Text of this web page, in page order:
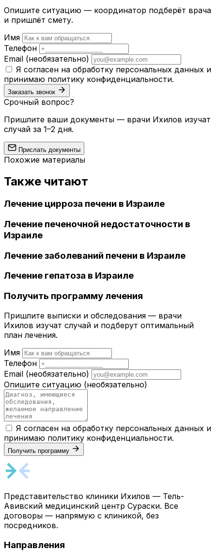
Опишите ситуацию — координатор подберёт врача
и пришлёт смету.
Имя
Телефон
Email (необязательно)
Я согласен на обработку персональных данных и
принимаю политику конфиденциальности.
Заказать звонок
Срочный вопрос?
Пришлите ваши документы — врачи Ихилов изучат
случай за 1–2 дня.
Прислать документы
Похожие материалы
Также читают
Лечение цирроза печени в Израиле
Лечение печеночной недостаточности в
Израиле
Лечение заболеваний печени в Израиле
Лечение гепатоза в Израиле
Получить программу лечения
Пришлите выписки и обследования — врачи
Ихилов изучат случай и подберут оптимальный
план лечения.
Имя
Телефон
Email (необязательно)
Опишите ситуацию (необязательно)
Я согласен на обработку персональных данных и
принимаю политику конфиденциальности.
Получить программу
Представительство клиники Ихилов — Тель-
Авивский медицинский центр Сураски. Все
договоры — напрямую с клиникой, без
посредников.
Направления